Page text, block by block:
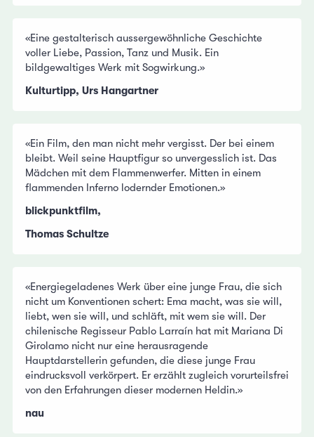
«Eine gestalterisch aussergewöhnliche Geschichte
voller Liebe, Passion, Tanz und Musik. Ein
bildgewaltiges Werk mit Sogwirkung.»
Kulturtipp, Urs Hangartner
«Ein Film, den man nicht mehr vergisst. Der bei einem
bleibt. Weil seine Hauptfigur so unvergesslich ist. Das
Mädchen mit dem Flammenwerfer. Mitten in einem
flammenden Inferno lodernder Emotionen.»
blickpunktfilm,
Thomas Schultze
«Energiegeladenes Werk über eine junge Frau, die sich
nicht um Konventionen schert: Ema macht, was sie will,
liebt, wen sie will, und schläft, mit wem sie will. Der
chilenische Regisseur Pablo Larraín hat mit Mariana Di
Girolamo nicht nur eine herausragende
Hauptdarstellerin gefunden, die diese junge Frau
eindrucksvoll verkörpert. Er erzählt zugleich vorurteilsfrei
von den Erfahrungen dieser modernen Heldin.»
nau